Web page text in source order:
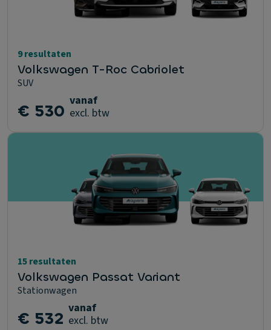
9 resultaten
Volkswagen T-Roc Cabriolet
SUV
€ 530 vanaf
excl. btw
15 resultaten
Volkswagen Passat Variant
Stationwagen
€ 532 vanaf
excl. btw